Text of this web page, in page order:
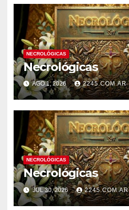
NECROLÓGICAS
Necrológicas
AGO 1, 2026 2245.COM.AR
NECROLÓGICAS
Necrológicas
JUL 30, 2026 2245.COM.AR